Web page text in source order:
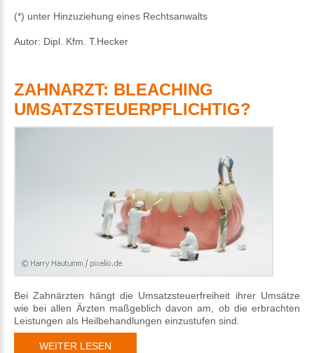
(*) unter Hinzuziehung eines Rechtsanwalts
Autor: Dipl. Kfm. T.Hecker
ZAHNARZT: BLEACHING
UMSATZSTEUERPFLICHTIG?
Bei Zahnärzten hängt die Umsatzsteuerfreiheit ihrer Umsätze
wie bei allen Ärzten maßgeblich davon am, ob die erbrachten
Leistungen als Heilbehandlungen einzustufen sind.
WEITER LESEN